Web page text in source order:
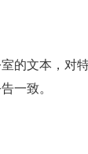
的文本，对
一致。